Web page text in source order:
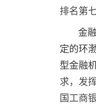
排名第
金
定的环
型金融
求，发
国工商